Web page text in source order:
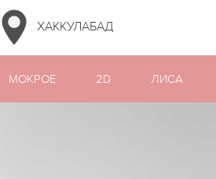
ХАККУЛАБАД
МОКРОЕ 2D ЛИСА